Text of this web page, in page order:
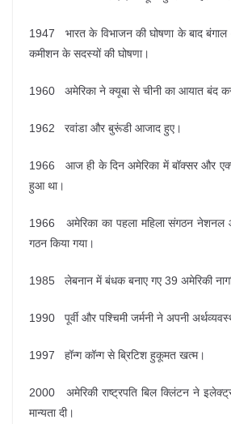
1947 भारत के विभाजन की घोषणा के बाद बंगाल
कमीशन के सदस्यों की घोषणा।
1960 अमेरिका ने क्यूबा से चीनी का आयात बंद
1962 रवांडा और बुरूंडी आजाद हुए।
1966 आज ही के दिन अमेरिका में बॉक्सर और
हुआ था।
1966 अमेरिका का पहला महिला संगठन नेशनल
गठन किया गया।
1985 लेबनान में बंधक बनाए गए 39 अमेरिकी
1990 पूर्वी और पश्चिमी जर्मनी ने अपनी
1997 हॉन्ग कॉन्ग से ब्रिटिश हुकूमत खत्म।
2000 अमेरिकी राष्ट्रपति बिल क्लिंटन ने
मान्यता दी।